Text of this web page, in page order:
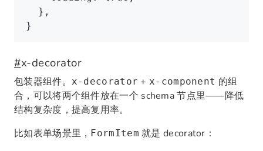
  }
,
}
#x-decorator
包装器组件。 x-decorator + x-component 的组
合，可以将两个组件放在一个 schema 节点里——降低
结构复杂度，提高复用率。
比如表单场景里， FormItem 就是 decorator：